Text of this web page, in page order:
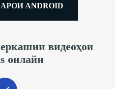
ANDROID
видеоҳои
онлайн